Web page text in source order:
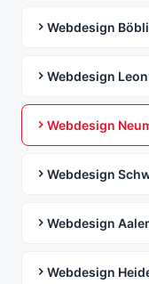
Webdesign
Webdesign
Webdesign
Webdesign
Webdesign
Webdesign